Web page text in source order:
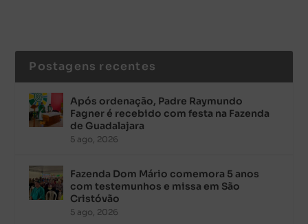
Postagens recentes
Após ordenação, Padre Raymundo
Fagner é recebido com festa na Fazenda
de Guadalajara
5 ago, 2026
Fazenda Dom Mário comemora 5 anos
com testemunhos e missa em São
Cristóvão
5 ago, 2026